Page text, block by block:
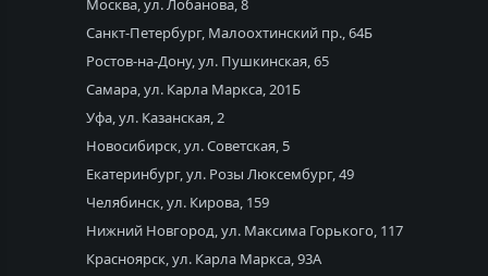
Москва, ул. Лобанова, 8
Санкт-Петербург, Малоохтинский пр., 64Б
Ростов-на-Дону, ул. Пушкинская, 65
Самара, ул. Карла Маркса, 201Б
Уфа, ул. Казанская, 2
Новосибирск, ул. Советская, 5
Екатеринбург, ул. Розы Люксембург, 49
Челябинск, ул. Кирова, 159
Нижний Новгород, ул. Максима Горького, 117
Красноярск, ул. Карла Маркса, 93А